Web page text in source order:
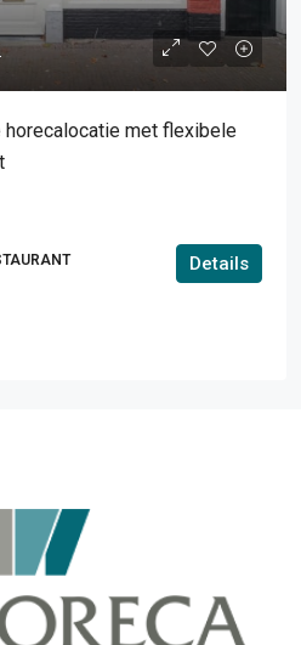
horecalocatie met flexibele
Details